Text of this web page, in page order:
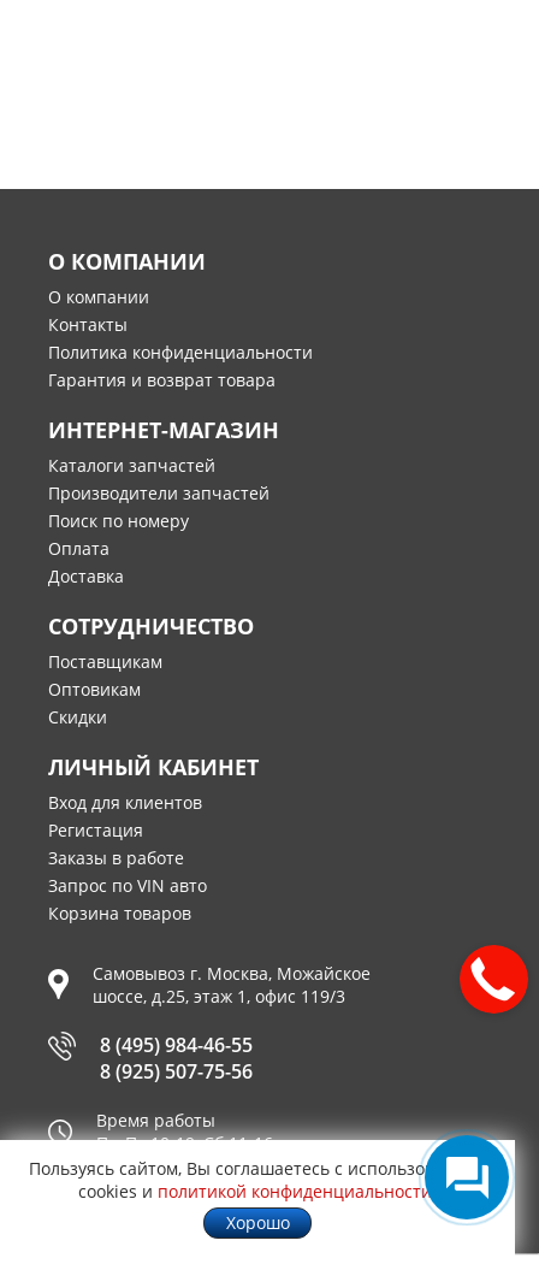
О КОМПАНИИ
О компании
Контакты
Политика конфиденциальности
Гарантия и возврат товара
ИНТЕРНЕТ-МАГАЗИН
Каталоги запчастей
Производители запчастей
Поиск по номеру
Оплата
Доставка
СОТРУДНИЧЕСТВО
Поставщикам
Оптовикам
Скидки
ЛИЧНЫЙ КАБИНЕТ
Вход для клиентов
Регистация
Заказы в работе
Запрос по VIN авто
Корзина товаров
Самовывоз г. Москва, Можайское
шоссе, д.25, этаж 1, офис 119/3
8 (495) 984-46-55
8 (925) 507-75-56
Время работы
Пн-Пт 10-19, Сб 11-16
Принимаем к оплате
Пользуясь сайтом, Вы соглашаетесь с использованием
cookies и политикой конфиденциальности
Хорошо